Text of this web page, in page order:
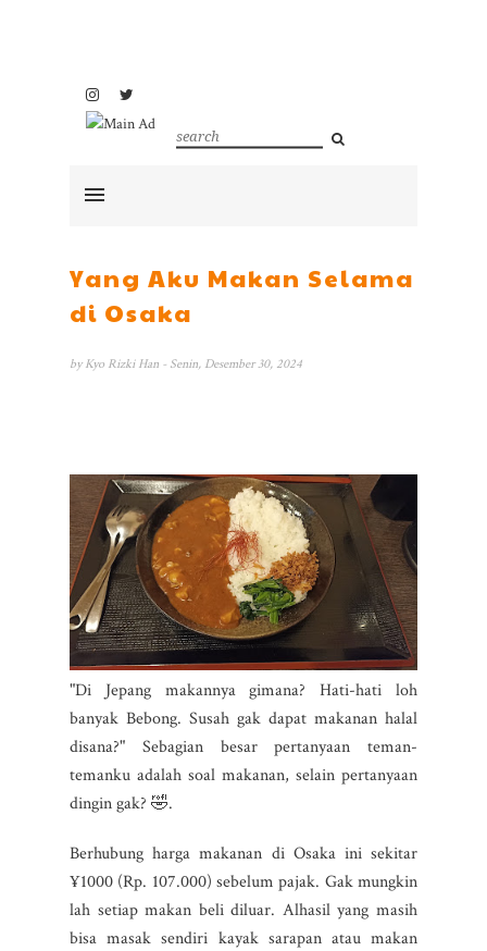
Yang Aku Makan Selama
di Osaka
by Kyo Rizki Han - Senin, Desember 30, 2024
"Di Jepang makannya gimana? Hati-hati loh
banyak Bebong. Susah gak dapat makanan halal
disana?" Sebagian besar pertanyaan teman-
temanku adalah soal makanan, selain pertanyaan
dingin gak? 🤣.
Berhubung harga makanan di Osaka ini sekitar
¥1000 (Rp. 107.000) sebelum pajak. Gak mungkin
lah setiap makan beli diluar. Alhasil yang masih
bisa masak sendiri kayak sarapan atau makan